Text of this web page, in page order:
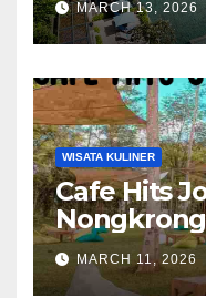
MARCH 13, 2026
WISATA KULINER
Cafe Hits
MARCH 11, 2026